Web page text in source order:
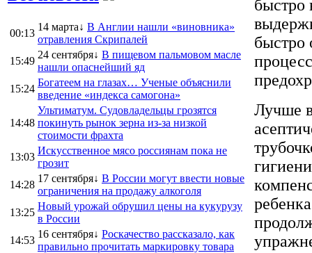
00:13
14 марта↓ В Англии нашли «виновника»
отравления Скрипалей
15:49
24 сентября↓ В пищевом пальмовом масле
нашли опаснейший яд
15:24
Богатеем на глазах… Ученые объяснили
введение «индекса самогона»
14:48
Ультиматум. Судовладельцы грозятся
покинуть рынок зерна из-за низкой
стоимости фрахта
13:03
Искусственное мясо россиянам пока не
грозит
14:28
17 сентября↓ В России могут ввести новые
ограничения на продажу алкоголя
13:25
Новый урожай обрушил цены на кукурузу
в России
14:53
16 сентября↓ Роскачество рассказало, как
правильно прочитать маркировку товара
быстро
быстро
Лучше